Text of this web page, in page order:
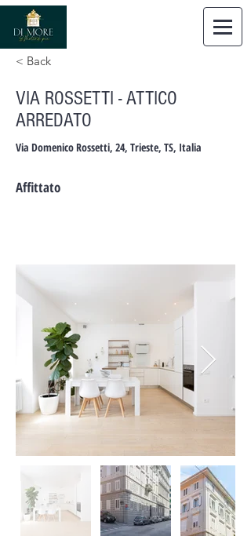
< Back
VIA ROSSETTI - ATTICO
ARREDATO
Via Domenico Rossetti, 24, Trieste, TS, Italia
Affittato